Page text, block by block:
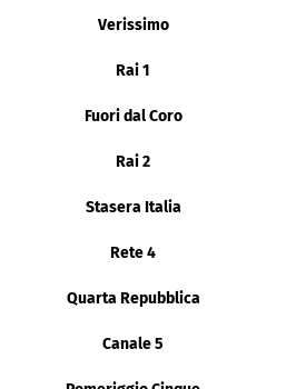
Verissimo
Rai 1
Fuori dal Coro
Rai 2
Stasera Italia
Rete 4
Quarta Repubblica
Canale 5